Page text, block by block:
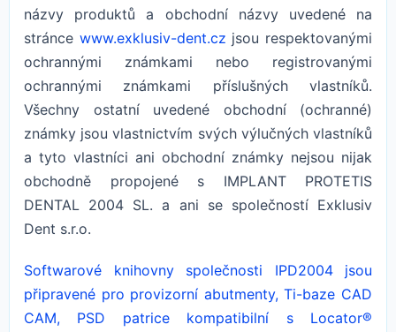
názvy produktů a obchodní názvy uvedené na
stránce www.exklusiv-dent.cz jsou respektovanými
ochrannými známkami nebo registrovanými
ochrannými známkami příslušných vlastníků.
Všechny ostatní uvedené obchodní (ochranné)
známky jsou vlastnictvím svých výlučných vlastníků
a tyto vlastníci ani obchodní známky nejsou nijak
obchodně propojené s IMPLANT PROTETIS
DENTAL 2004 SL. a ani se společností Exklusiv
Dent s.r.o.
Softwarové knihovny společnosti IPD2004 jsou
připravené pro provizorní abutmenty, Ti-baze CAD
CAM, PSD patrice kompatibilní s Locator®